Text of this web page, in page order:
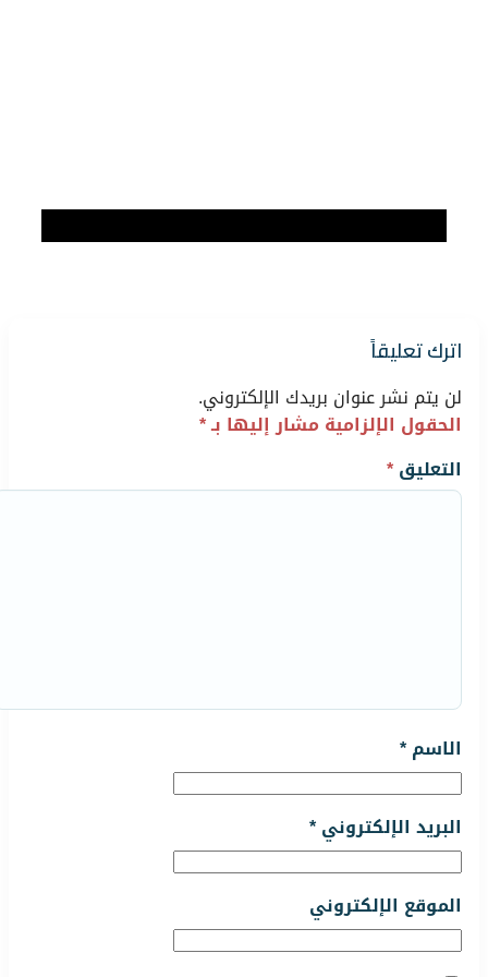
اترك تعليقاً
لن يتم نشر عنوان بريدك الإلكتروني.
الحقول الإلزامية مشار إليها بـ*
التعليق*
الاسم*
البريد الإلكتروني*
الموقع الإلكتروني